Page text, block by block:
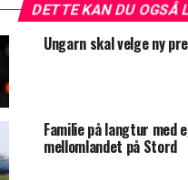
DETTE KAN DU OGSÅ
Ungarn skal velge ny
Familie på langtur med
mellomlandet på Stord